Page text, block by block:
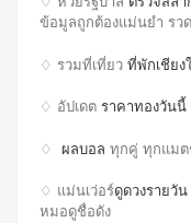
ข้อมูลถูกต้องแม่นยำ รว
♢ รวมที่เที่ยว ที่พักเชียง
♢ อัปเดต ราคาทองวันนี้
♢ ผลบอล ทุกคู่ ทุกแม
♢ แม่นเว่อร์ดูดวงรายวัน
หมอดูชื่อดัง